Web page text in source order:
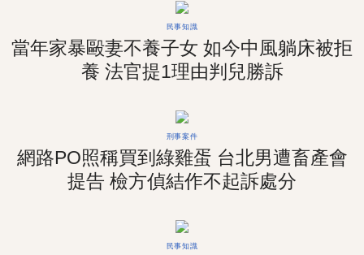
民事知識
當年家暴毆妻不養子女 如今中風躺床被拒
養 法官提1理由判兒勝訴
刑事案件
網路PO照稱買到綠雞蛋 台北男遭畜產會
提告 檢方偵結作不起訴處分
民事知識